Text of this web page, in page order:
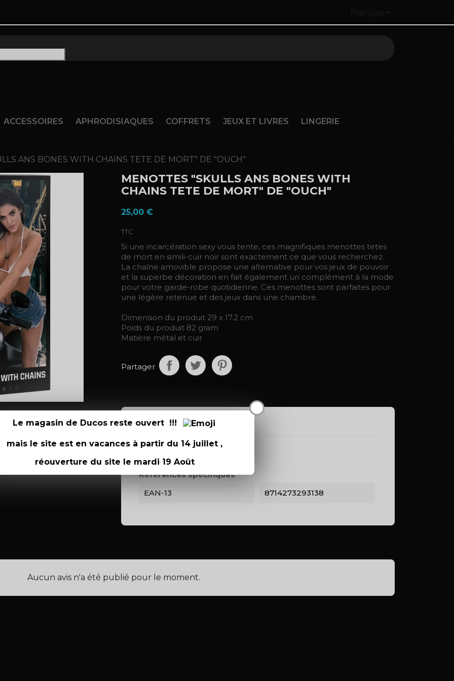
X
Le magasin de Ducos reste ouvert !!!
mais le site est en vacances à partir du 14 juillet ,
réouverture du site le mardi 19 Août
ACCESSOIRES APHRODISIAQUES COFFRETS JEUX ET LIVRES LINGERIE
ANS BONES WITH CHAINS TETE DE MORT" DE "OUCH"
MENOTTES "SKULLS ANS BONES WITH
CHAINS TETE DE MORT" DE "OUCH"
25,00 €
TTC
Si une incarcération sexy vous tente, ces magnifiques menottes tetes
de mort en simili-cuir noir sont exactement ce que vous recherchez.
La chaîne amovible propose une alternative pour vos jeux de pouvoir
et la superbe décoration en fait également un complément à la mode
pour votre garde-robe quotidienne. Ces menottes sont parfaites pour
une légère retenue et des jeux dans une chambre.
Dimension du produit 29 x 17.2 cm
Poids du produit 82 gram
Matière métal et cuir
Partager
Détails du produit
Référence 8714273293138
Références spécifiques
EAN-13
8714273293138
Aucun avis n'a été publié pour le moment.